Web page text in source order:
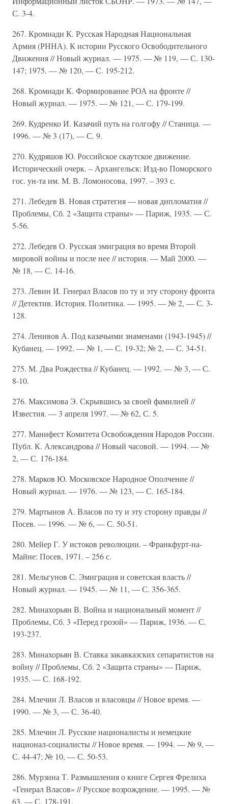
С. 3-4.
267. Кромиади К. Русская Народная Национальная
Армия (РННА). К истории Русского Освободительного
Движения // Новый журнал. — 1975. — № 119, — С. 130-
147; 1975. — № 120, — С. 195-212.
268. Кромиади К. Формирование РОА на фронте //
Новый журнал. — 1975. — № 121, — С. 179-199.
269. Кудренко И. Казачий путь на голгофу // Станица. —
1996. — № 3 (17), — С. 9.
270. Кудряшов Ю. Российское скаутское движение.
Исторический очерк. – Архангельск: Изд-во Поморского
гос. ун-та им. М. В. Ломоносова, 1997. – 393 с.
271. Лебедев В. Новая стратегия — новая дипломатия //
Проблемы, Сб. 2 «Защита страны» — Париж, 1935. — С.
5-56.
272. Лебедев О. Русская эмиграция во время Второй
мировой войны и после нее // история. — Май 2000. —
№ 18, — С. 14-16.
273. Левин И. Генерал Власов по ту и эту сторону фронта
// Детектив. История. Политика. — 1995. — № 2, — С. 3-
128.
274. Ленивов А. Под казачьими знаменами (1943-1945) //
Кубанец. — 1992. — № 1, — С. 19-32; № 2, — С. 34-51.
275. М. Два Рождества // Кубанец. — 1992. — № 3, — С.
8-10.
276. Максимова Э. Скрывшись за своей фамилией //
Известия. — 3 апреля 1997. — № 62, С. 5.
277. Манифест Комитета Освобождения Народов России.
Публ. К. Александрова // Новый часовой. — 1994. — №
2, — С. 176-184.
278. Марков Ю. Московское Народное Ополчение //
Новый журнал. — 1976. — № 123, — С. 165-184.
279. Мартынов А. Власов по ту и эту сторону правды //
Посев. — 1996. — № 6, — С. 50-51.
280. Мейер Г. У истоков революции. – Франкфурт-на-
Майне: Посев, 1971. – 256 с.
281. Мельгунов С. Эмиграция и советская власть //
Новый журнал. — 1945. — № 11, — С. 356-365.
282. Минахорьян В. Война и национальный момент //
Проблемы, Сб. 3 «Перед грозой» — Париж, 1936. — С.
193-237.
283. Минахорьян В. Ставка закавказских сепаратистов на
войну // Проблемы, Сб. 2 «Защита страны» — Париж,
1935. — С. 168-192.
284. Млечин Л. Власов и власовцы // Новое время. —
1990. — № 3, — С. 36-40.
285. Млечин Л. Русские националисты и немецкие
национал-социалисты // Новое время. — 1994. — № 9, —
С. 44-47; № 10, — С. 50-53.
286. Мурзина Т. Размышления о книге Сергея Фрелиха
«Генерал Власов» // Русское возрождение. — 1995. — №
63, — С. 178-191.